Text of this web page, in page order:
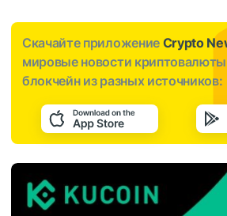
Скачайте приложение Crypto
мировые новости криптовалюты
блокчейн из разных источников: